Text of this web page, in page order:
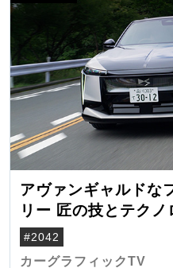
アヴァンギャルドな
リー 匠の技とテク
界観
#2042
カーグラフィックTV